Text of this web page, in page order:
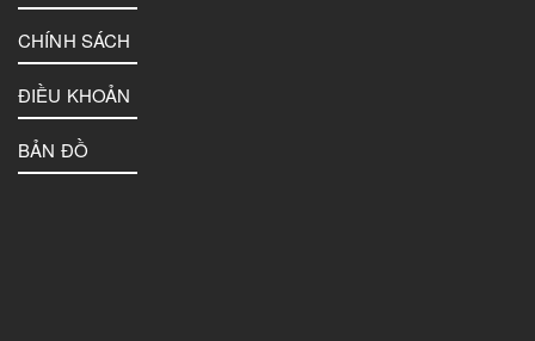
CHÍNH SÁCH
ĐIỀU KHOẢN
BẢN ĐỒ